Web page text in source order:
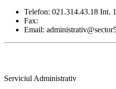
Telefon: 021.314.43.18 Int.
Fax:
Email:
Serviciul Administrativ